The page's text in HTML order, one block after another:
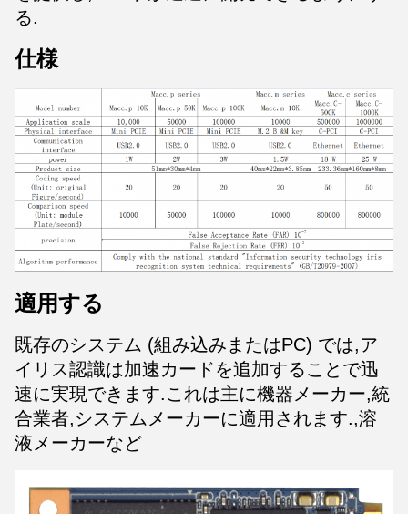
る.
仕様
適用する
既存のシステム (組み込みまたはPC) では,ア
イリス認識は加速カードを追加することで迅
速に実現できます.これは主に機器メーカー,統
合業者,システムメーカーに適用されます.,溶
液メーカーなど